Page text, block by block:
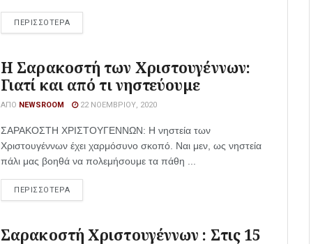
ΠΕΡΙΣΣΟΤΕΡΑ
Η Σαρακοστή των Χριστουγέννων:
Γιατί και από τι νηστεύουμε
ΑΠΌ NEWSROOM 22 ΝΟΕΜΒΡΊΟΥ, 2020
ΣΑΡΑΚΟΣΤΗ ΧΡΙΣΤΟΥΓΕΝΝΩΝ: Η νηστεία των
Χριστουγέννων έχει χαρμόσυνο σκοπό. Ναι μεν, ως νηστεία
πάλι μας βοηθά να πολεμήσουμε τα πάθη ...
ΠΕΡΙΣΣΟΤΕΡΑ
Σαρακοστή Χριστουγέννων : Στις 15